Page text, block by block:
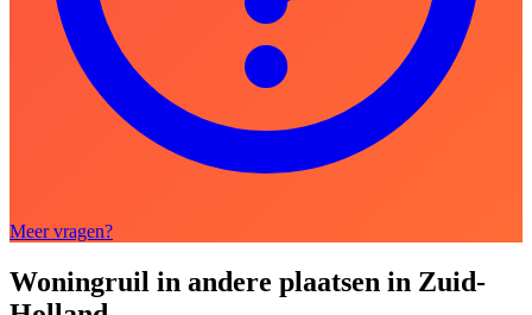
Meer vragen?
Woningruil in andere plaatsen in Zuid-